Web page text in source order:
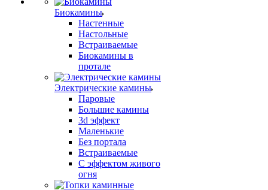
Биокамины
Настенные
Настольные
Встраиваемые
Биокамины в
протале
Электрические камины
Паровые
Большие камины
3d эффект
Маленькие
Без портала
Встраиваемые
С эффектом живого
огня